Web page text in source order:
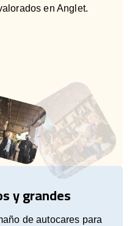
en Anglet.
y grandes
de autocares para